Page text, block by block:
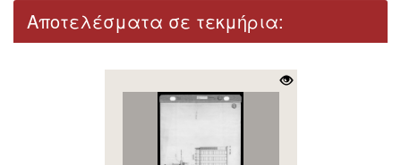
Αποτελέσματα σε τεκμήρια: